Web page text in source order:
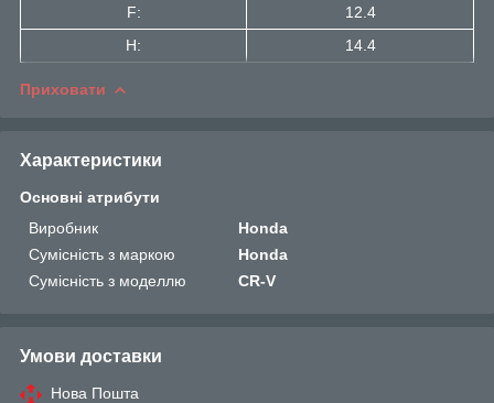
F:
12.4
H:
14.4
Приховати
Характеристики
Основні атрибути
Виробник
Honda
Сумісність з маркою
Honda
Сумісність з моделлю
CR-V
Умови доставки
Нова Пошта